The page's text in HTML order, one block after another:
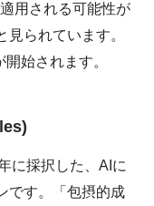
用される可能性が
られています。
始されます。
に採択した、AIに
です。「包摂的成